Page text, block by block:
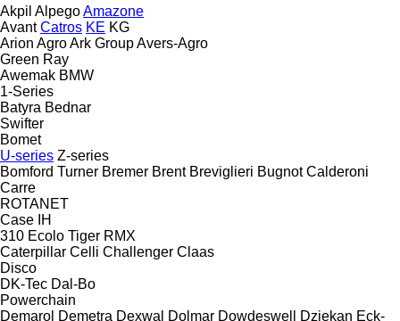
Akpil AlpegoAmazone
Avant Catros KE KG
Arion AgroArk GroupAvers-Agro
Green Ray
Awemak BMW
1-Series
Batyra Bednar
Swifter
Bomet
U-series Z-series
Bomford Turner Bremer Brent Breviglieri Bugnot Calderoni
Carre
ROTANET
Case IH
310 Ecolo Tiger RMX
Caterpillar Celli Challenger Claas
Disco
DK-Tec Dal-Bo
Powerchain
Demarol Demetra Dexwal Dolmar Dowdeswell Dziekan Eck-